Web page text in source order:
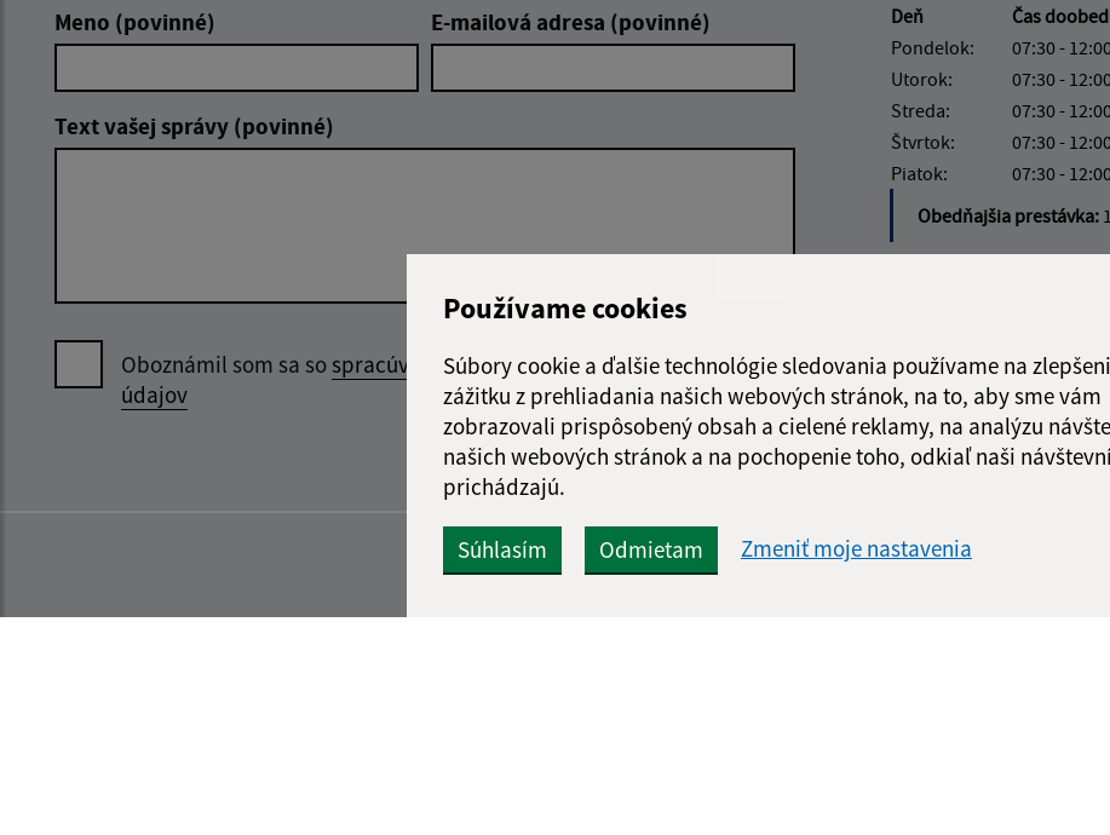
Používame cookies
Súbory cookie a ďalšie technológie sledovania používame na
zážitku z prehliadania našich webových stránok, na to, aby sme vám
zobrazovali prispôsobený obsah a cielené reklamy, na analýzu
našich webových stránok a na pochopenie toho, odkiaľ naši
prichádzajú.
Súhlasím Odmietam Zmeniť moje nastavenia
Meno (povinné) E-mailová adresa (povinné)
Text vašej správy (povinné)
Oboznámil som sa sospracúvaním osobných
údajov
Google reCaptcha Response
Odoslať
správu
Deň Čas
Pondelok:
07:30 -
Utorok:
07:30 -
Streda:
07:30 -
Štvrtok:
07:30 -
Piatok:
07:30 -
Obedňajšia prestávka: